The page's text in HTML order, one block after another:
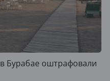
в Бурабае оштрафовали